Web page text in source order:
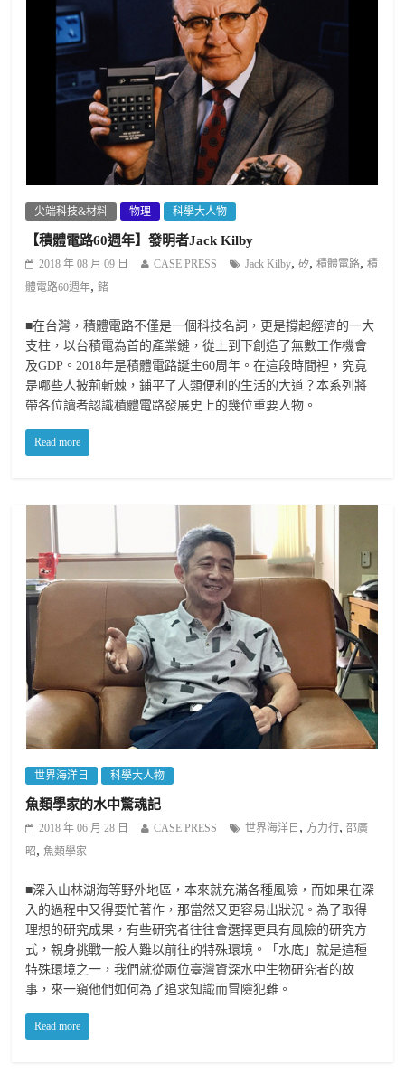
尖端科技&材料 物理 科學大人物
【積體電路60週年】發明者Jack Kilby
2018 年 08 月 09 日 CASE PRESS Jack Kilby,矽,積體電路,積
體電路60週年,鍺
■在台灣，積體電路不僅是一個科技名詞，更是撐起經濟的一大
支柱，以台積電為首的產業鏈，從上到下創造了無數工作機會
及GDP。2018年是積體電路誕生60周年。在這段時間裡，究竟
是哪些人披荊斬棘，鋪平了人類便利的生活的大道？本系列將
帶各位讀者認識積體電路發展史上的幾位重要人物。
Read more
世界海洋日 科學大人物
魚類學家的水中驚魂記
2018 年 06 月 28 日 CASE PRESS 世界海洋日 , 方力行,邵廣
昭, 魚類學家
■深入山林湖海等野外地區，本來就充滿各種風險，而如果在深
入的過程中又得要忙著作，那當然又更容易出狀況。為了取得
理想的研究成果，有些研究者往往會選擇更具有風險的研究方
式，親身挑戰一般人難以前往的特殊環境。「水底」就是這種
特殊環境之一，我們就從兩位臺灣資深水中生物研究者的故
事，來一窺他們如何為了追求知識而冒險犯難。
Read more